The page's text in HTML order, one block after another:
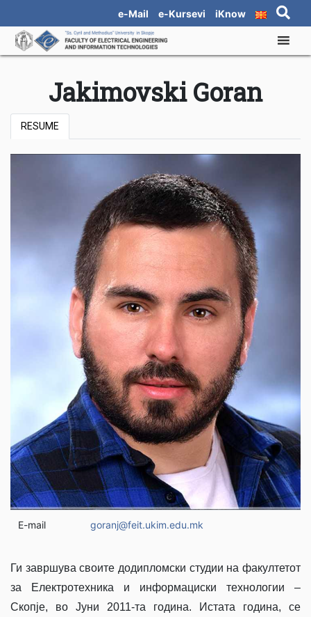
e-Mail e-Kursevi iKnow
Jakimovski Goran
RESUME
E-mail goranj@feit.ukim.edu.mk
Ги завршува своите додипломски студии на факултетот
за Електротехника и информациски технологии –
Скопје, во Јуни 2011-та година. Истата година, се